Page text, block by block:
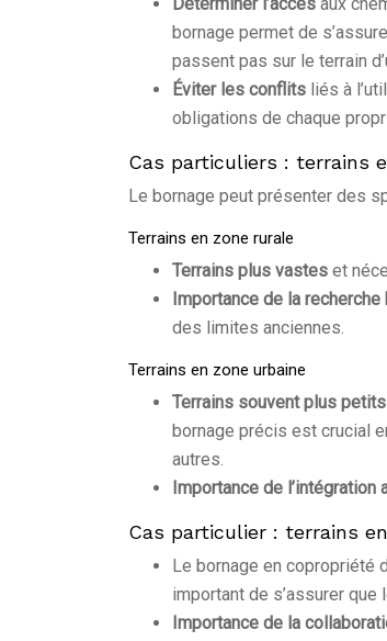
bornage permet de
passent pas sur le terrain
Éviter les conflits liés à
obligations de chaque
Cas particuliers : terrains
Le bornage peut présenter des
Terrains en zone rurale
Terrains plus vastes et
Importance de la
des limites anciennes.
Terrains en zone urbaine
Terrains souvent plus petits
bornage précis est crucial
autres.
Importance de l’intégration
Cas particulier : terrains
Le bornage en copropriété
important de s’assurer
Importance de la